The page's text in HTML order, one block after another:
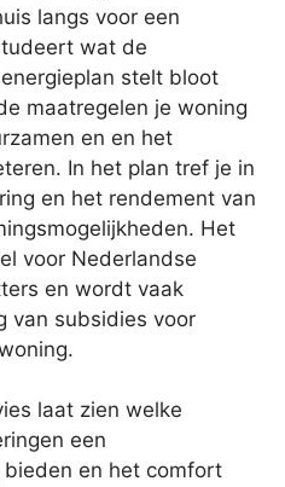
langs voor een
wat de
stelt bloot
maatregelen je woning
en en het
In het plan tref je in
en het rendement van
Het
voor Nederlandse
en wordt vaak
van subsidies voor
laat zien welke
een
bieden en het comfort